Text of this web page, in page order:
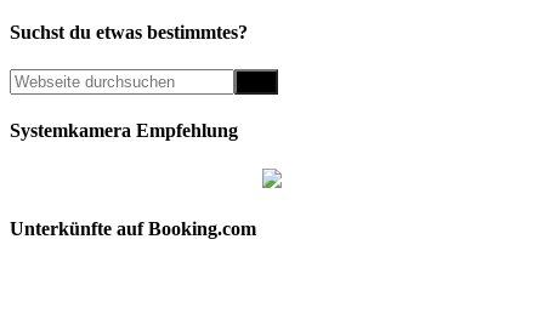
Suchst du etwas bestimmtes?
Systemkamera Empfehlung
Unterkünfte auf Booking.com